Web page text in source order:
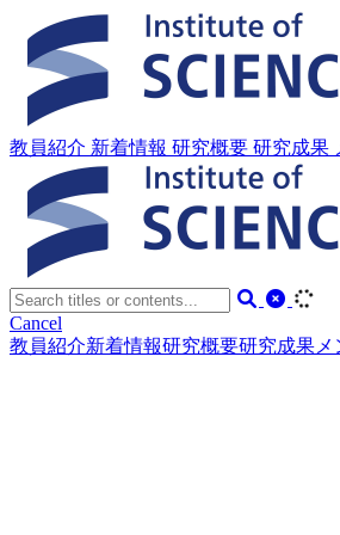
教員紹介 新着情報 研究概要 研究成果
Cancel
教員紹介新着情報研究概要研究成果